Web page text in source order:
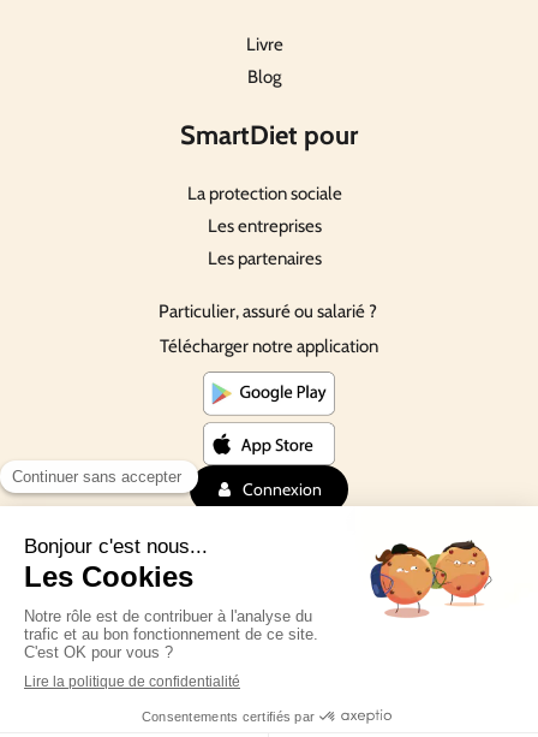
Livre
Blog
SmartDiet pour
La protection sociale
Les entreprises
Les partenaires
Particulier, assuré ou salarié ?
Télécharger notre application
Connexion
©Depuis 2016 SmartDiet
Création et référencement du site par Simplébo